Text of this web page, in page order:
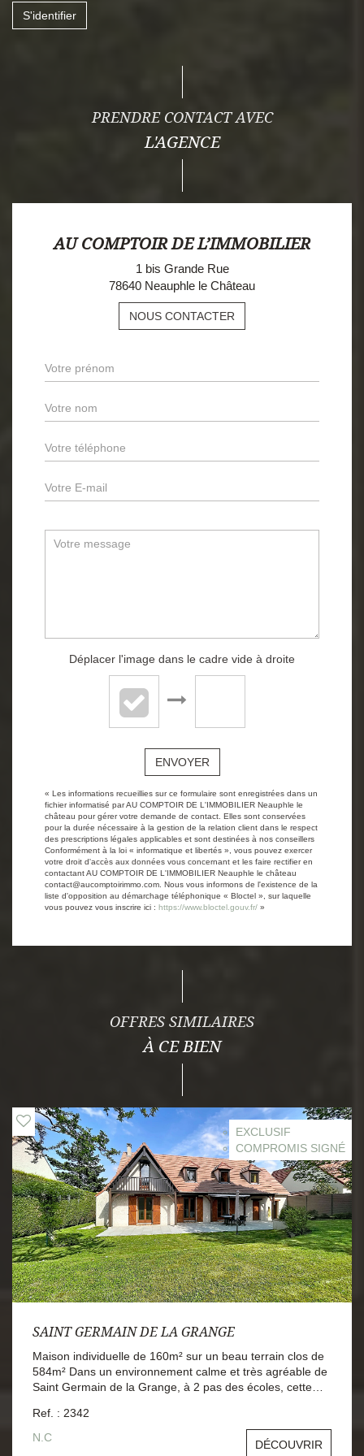
S'identifier
PRENDRE CONTACT AVEC
L'AGENCE
AU COMPTOIR DE L’IMMOBILIER
1 bis Grande Rue
78640 Neauphle le Château
NOUS CONTACTER
Déplacer l'image dans le cadre vide à droite
ENVOYER
« Les informations recueillies sur ce formulaire sont enregistrées dans un
fichier informatisé par AU COMPTOIR DE L'IMMOBILIER Neauphle le
château pour gérer votre demande de contact. Elles sont conservées
pour la durée nécessaire à la gestion de la relation client dans le respect
des prescriptions légales applicables et sont destinées à nos conseillers
Conformément à la loi « informatique et libertés », vous pouvez exercer
votre droit d'accès aux données vous concernant et les faire rectifier en
contactant AU COMPTOIR DE L'IMMOBILIER Neauphle le château
contact@aucomptoirimmo.com. Nous vous informons de l'existence de la
liste d'opposition au démarchage téléphonique « Bloctel », sur laquelle
vous pouvez vous inscrire ici : https://www.bloctel.gouv.fr/ »
OFFRES SIMILAIRES
À CE BIEN
EXCLUSIF
COMPROMIS SIGNÉ
SAINT GERMAIN DE LA GRANGE
Maison individuelle de 160m² sur un beau terrain clos de
584m² Dans un environnement calme et très agréable de
Saint Germain de la Grange, à 2 pas des écoles, cette
une belle entrée cathédrale, un séjour très lumineux de
43m² avec une cheminée insert, une cuisine récente
aménagée de 10m²..avec un accès aux 2 garages (côte à
Ref. : 2342
N.C
DÉCOUVRIR